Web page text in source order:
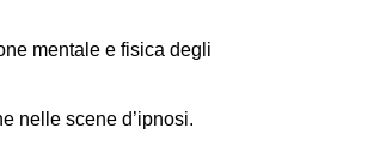
mentale e fisica degli
nelle scene d’ipnosi.